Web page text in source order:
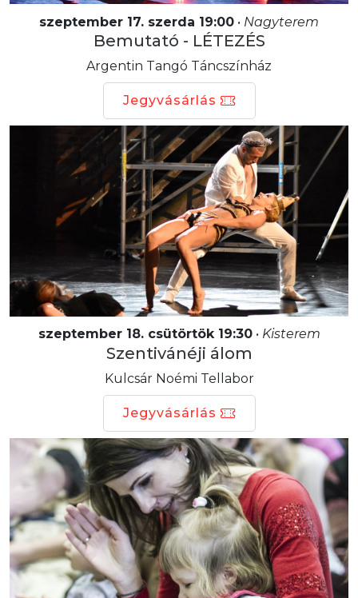
szeptember 17. szerda 19:00 • Nagyterem
Bemutató - LÉTEZÉS
Argentin Tangó Táncszínház
Jegyvásárlás
szeptember 18. csütörtök 19:30• Kisterem
Szentivánéji álom
Kulcsár Noémi Tellabor
Jegyvásárlás